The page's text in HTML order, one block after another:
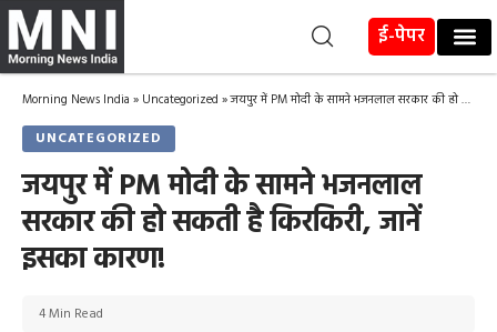
ई-पेपर
Morning News India » Uncategorized »जयपुर में PM मोदी के सामने भजनलाल सरकार की हो सकती है किरकिरी, जानें इसका कारण!
UNCATEGORIZED
जयपुर में PM मोदी के सामने भजनलाल
सरकार की हो सकती है किरकिरी, जानें
इसका कारण!
4 Min Read